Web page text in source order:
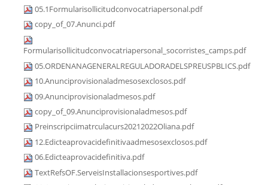
05.1Formularisollicitudconvocatriapersonal.pdf
copy_of_07.Anunci.pdf
Formularisollicitudconvocatriapersonal_socorristes_camps.pdf
05.ORDENANAGENERALREGULADORADELSPREUSPBLICS.pdf
10.Anunciprovisionaladmesosexclosos.pdf
09.Anunciprovisionaladmesos.pdf
copy_of_09.Anunciprovisionaladmesos.pdf
Preinscripciimatrculacurs20212022Oliana.pdf
12.Edicteaprovacidefinitivaadmesosexclosos.pdf
06.Edicteaprovacidefinitiva.pdf
TextRefsOF.ServeisInstallacionsesportives.pdf